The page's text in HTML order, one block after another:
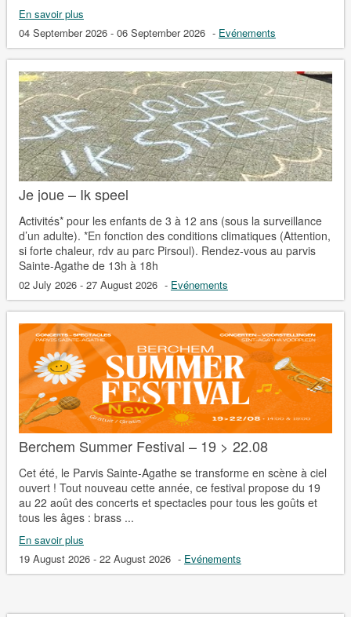
En savoir plus
04 September 2026 - 06 September 2026 - Evénements
Je joue – Ik speel
Activités* pour les enfants de 3 à 12 ans (sous la surveillance
d’un adulte). *En fonction des conditions climatiques (Attention,
si forte chaleur, rdv au parc Pirsoul). Rendez-vous au parvis
Sainte-Agathe de 13h à 18h
02 July 2026 - 27 August 2026 - Evénements
Berchem Summer Festival – 19 > 22.08
Cet été, le Parvis Sainte-Agathe se transforme en scène à ciel
ouvert ! Tout nouveau cette année, ce festival propose du 19
au 22 août des concerts et spectacles pour tous les goûts et
tous les âges : brass ...
En savoir plus
19 August 2026 - 22 August 2026 - Evénements